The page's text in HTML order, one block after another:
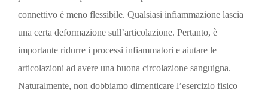
connettivo è meno flessibile. Qualsiasi infiammazione lascia
una certa deformazione sull’articolazione. Pertanto, è
importante ridurre i processi infiammatori e aiutare le
articolazioni ad avere una buona circolazione sanguigna.
Naturalmente, non dobbiamo dimenticare l’esercizio fisico